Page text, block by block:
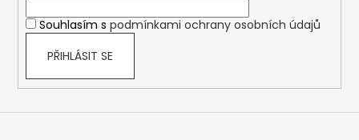
Souhlasím s podmínkami ochrany osobních údajů
PŘIHLÁSIT SE